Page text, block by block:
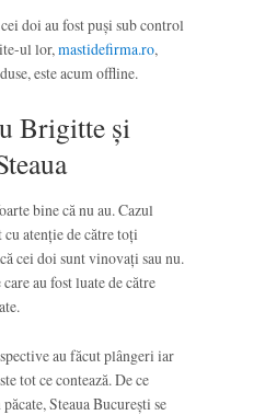
doi au fost puși sub control
ul lor,mastidefirma.ro,
este acum offline.
Brigitte și
bine că nu au. Cazul
atenție de către toți
cei doi sunt vinovați sau nu.
au fost luate de către
au făcut plângeri iar
tot ce contează. De ce
Steaua București se